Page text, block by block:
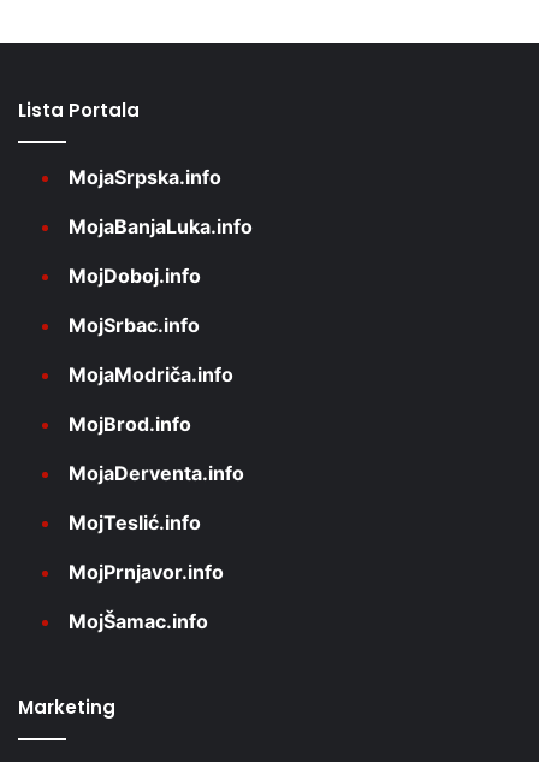
Lista Portala
MojaSrpska.info
MojaBanjaLuka.info
MojDoboj.info
MojSrbac.info
MojaModriča.info
MojBrod.info
MojaDerventa.info
MojTeslić.info
MojPrnjavor.info
MojŠamac.info
Marketing